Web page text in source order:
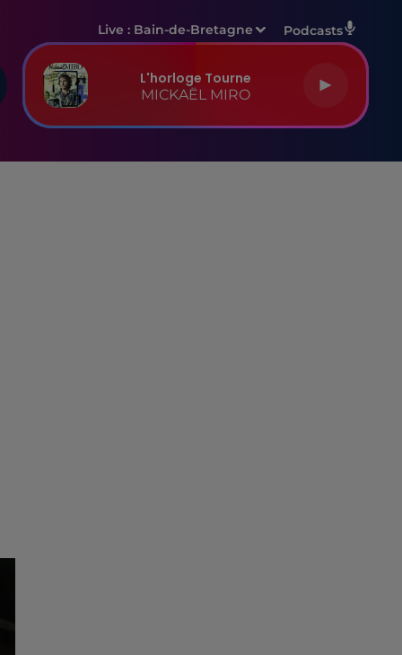
Live : Bain-de-Bretagne Podcasts
L'horloge Tourne
MICKAËL MIRO